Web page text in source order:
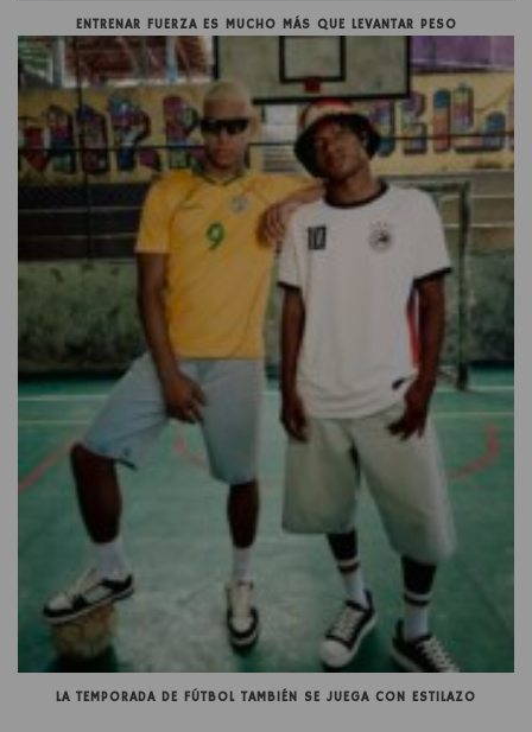
ENTRENAR FUERZA ES MUCHO MÁS QUE LEVANTAR PESO
LA TEMPORADA DE FÚTBOL TAMBIÉN SE JUEGA CON ESTILAZO